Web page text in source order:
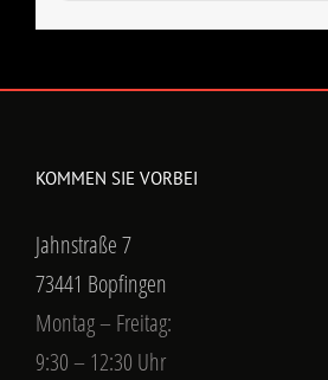
KOMMEN SIE VORBEI
Jahnstraße 7
73441 Bopfingen
Montag – Freitag:
9:30 – 12:30 Uhr